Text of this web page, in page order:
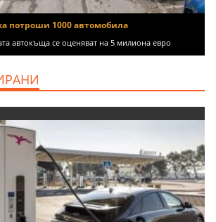
потроши 1000 автомобила
автокъща се оценяват на 5 милиона евро